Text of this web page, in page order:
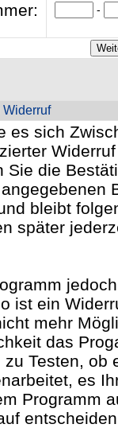
-
Widerruf
es sich
Sie die
bleibt
später
ist ein
mehr
das
zu Testen, ob
es
Programm